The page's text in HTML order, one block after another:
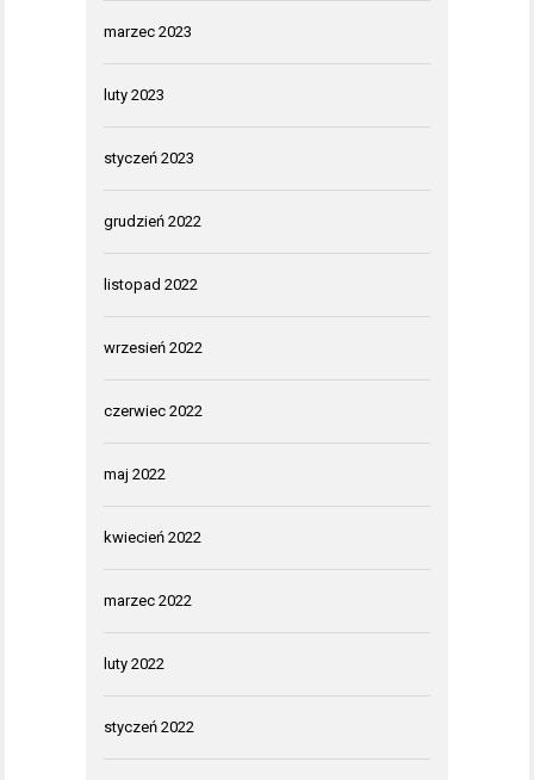
marzec 2023
luty 2023
styczeń 2023
grudzień 2022
listopad 2022
wrzesień 2022
czerwiec 2022
maj 2022
kwiecień 2022
marzec 2022
luty 2022
styczeń 2022